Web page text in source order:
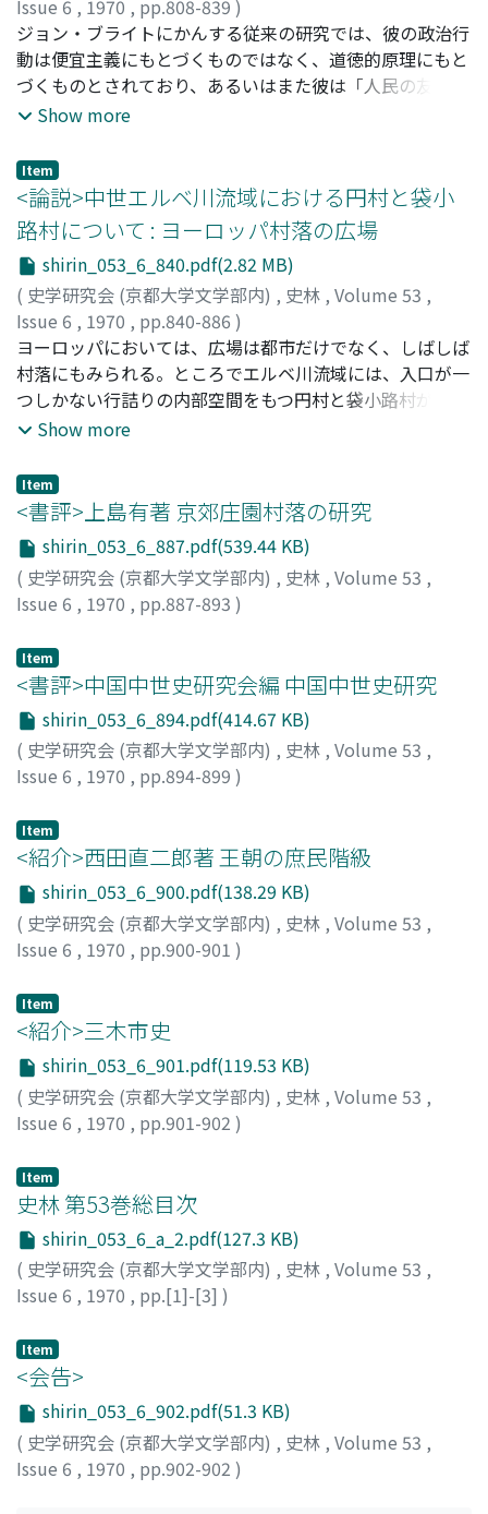
局一四八六・八七年にマンドカイ夫人とダヤン・カーン側
が勝ちをえて、一四八八年ダヤン・カーンは正式にカーン
位に就任することができた。
Issue 6 , 1970 , pp.808-839 )
中山, 章; Nakayama, Akira;ナカヤマ, アキラ
ジョン・ブライトにかんする従来の研究では、彼の政治行
動は便宜主義にもとづくものではなく、道徳的原理にもと
づくものとされており、あるいはまた彼は「人民の友」と
しての「完全な民主主義者」でもあると評価されている。
おける彼の労働運動にたいする基本理念と、それへの対応
の仕方を詳細に検討してみるならば、そのような評価は必
ずしも正確とはいいがたい。彼がマンチェスター学派の指
導的人物であるということは周知の事実であり、したがっ
て、彼の政治における最大の眼目が産業ブルジョアジーの
支配権の確立であったということはあらためて強調するま
でもあるまい。がそのさい重要なことは、彼が意図的に労
働者階級の要求に譲歩し、労働者階級の一部を「憲制のわ
く」のなかに組み入れることによって、労働運動の体制内
化をはかろうとしたことである。すなわち、そうすること
によって、彼は産業ブルジョアジーの政治的支配権を確立
としたのである。以上のことを実証的にあきらかにするこ
とによって、一九世紀中葉のイギリスにおけるブルジョア
改良主義の一つの特質を究明しようとするのが本稿の目的
である。
Show more
Item
<論説>中世エルベ川流域における円村と袋小
路村について : ヨーロッパ村落の広場
shirin_053_6_840.pdf(2.82 MB)
( 史学研究会 (京都大学文学部内) , 史林 , Volume 53 ,
Issue 6 , 1970 , pp.840-886 )
水津, 一朗;Suitsu, Ichiro;スイツ, イチロウ
ヨーロッパにおいては、広場は都市だけでなく、しばしば
村落にもみられる。ところでエルベ川流域には、入口が一
つしかない行詰りの内部空間をもつ円村と袋小路村が多
い。これらの研究史をひもとくとき、スラヴ族起源説がつ
えた形態発生学的研究の結果、①その原初形態は、数戸の
屋敷が弓状ないし半円状の空間の傍に立地し、まわりに柵
をほどこした小村であり、②その垣内空間は、防禦と夜間
の家畜の保護のため、放牧的世界には不可欠のもので、③
かつてはスラヴ族居庄地方だけでなく、少なくともヨーロ
ッパ各地にひろく分布したことが判明した。この小村が、
まり考慮されなかったことであるが、ここで私は、村落モ
デルに対応する都市モデルの存在が一般に予想されること
に着目した。①エルベ川流域の円村や袋小路村には、封鎖
的で不定形の広場をもつ一二─一三世紀以前に成立したブ
ルクなどの小都市と共通するモチーフがあるが、他方、②
オスト・エルベでは、アンゲルドルフやシュトラーセンド
ルフが、同じ一三世紀頃に成立した創建都市と幾何学的な
デザインを共有する。また③円村や袋小路村には、アンゲ
ルドルフやシニトラーセンドルフにみられる規則正しい三
圃農法の行われた事例に乏しい。したがって④前者は、後
者に先行するモデルプランに基づいて成立したことが推定
される。日本にはフレムトな種々の村落広場は、農牧混合
のモチーフの結合として成立したもので、さまざまな村落
の核となった。
Show more
Item
<書評>上島有著 京郊庄園村落の研究
shirin_053_6_887.pdf(539.44 KB)
( 史学研究会 (京都大学文学部内) , 史林 , Volume 53 ,
Issue 6 , 1970 , pp.887-893 )
Item
<書評>中国中世史研究会編 中国中世史研究
shirin_053_6_894.pdf(414.67 KB)
( 史学研究会 (京都大学文学部内) , 史林 , Volume 53 ,
Issue 6 , 1970 , pp.894-899 )
Item
<紹介>西田直二郎著 王朝の庶民階級
shirin_053_6_900.pdf(138.29 KB)
( 史学研究会 (京都大学文学部内) , 史林 , Volume 53 ,
Issue 6 , 1970 , pp.900-901 )
Item
<紹介>三木市史
shirin_053_6_901.pdf(119.53 KB)
( 史学研究会 (京都大学文学部内) , 史林 , Volume 53 ,
Issue 6 , 1970 , pp.901-902 )
Item
史林 第53巻総目次
shirin_053_6_a_2.pdf(127.3 KB)
( 史学研究会 (京都大学文学部内) , 史林 , Volume 53 ,
Issue 6 , 1970 , pp.[1]-[3] )
Item
<会告>
shirin_053_6_902.pdf(51.3 KB)
( 史学研究会 (京都大学文学部内) , 史林 , Volume 53 ,
Issue 6 , 1970 , pp.902-902 )